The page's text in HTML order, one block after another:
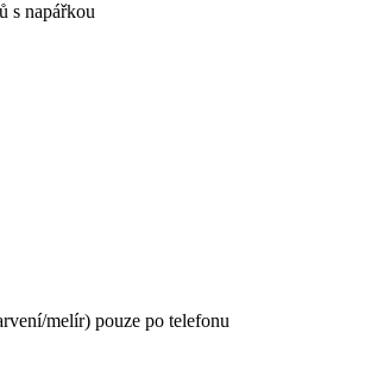
s napářkou
melír) pouze po telefonu